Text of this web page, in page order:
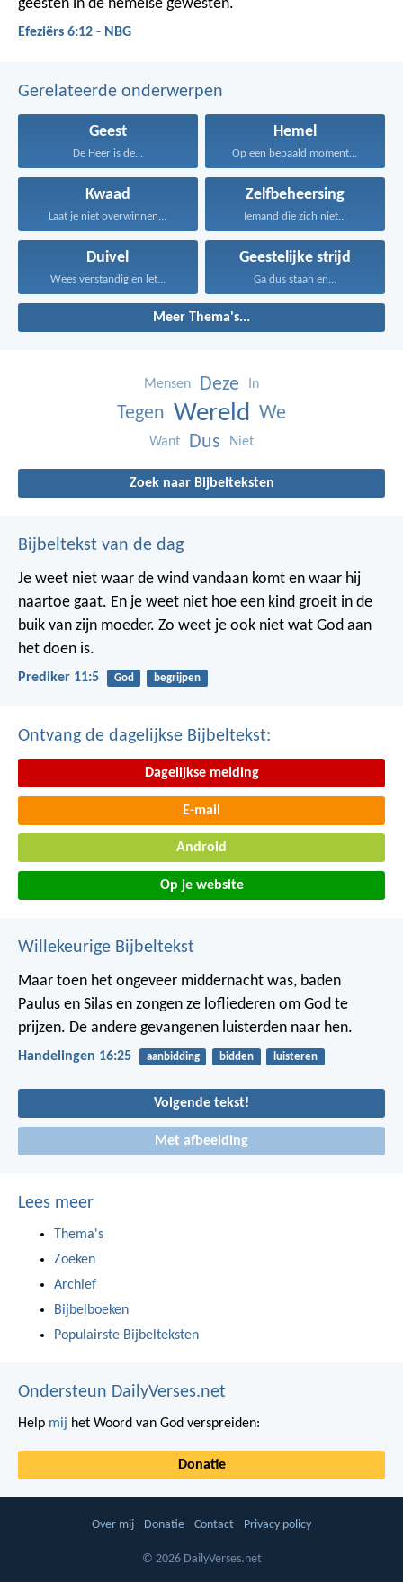
geesten in de hemelse gewesten.
Efeziërs 6:12 - NBG
Gerelateerde onderwerpen
Geest
De Heer is de...
Hemel
Op een bepaald moment...
Kwaad
Laat je niet overwinnen...
Zelfbeheersing
Iemand die zich niet...
Duivel
Wees verstandig en let...
Geestelijke strijd
Ga dus staan en...
Meer Thema's...
Mensen Deze In
Tegen Wereld We
Want Dus Niet
Zoek naar Bijbelteksten
Bijbeltekst van de dag
Je weet niet waar de wind vandaan komt en waar hij
naartoe gaat. En je weet niet hoe een kind groeit in de
buik van zijn moeder. Zo weet je ook niet wat God aan
het doen is.
Prediker 11:5 God begrijpen
Ontvang de dagelijkse Bijbeltekst:
Dagelijkse melding
E-mail
Android
Op je website
Willekeurige Bijbeltekst
Maar toen het ongeveer middernacht was, baden
Paulus en Silas en zongen ze lofliederen om God te
prijzen. De andere gevangenen luisterden naar hen.
Handelingen 16:25 aanbidding bidden luisteren
Volgende tekst!
Met afbeelding
Lees meer
Thema's
Zoeken
Archief
Bijbelboeken
Populairste Bijbelteksten
Ondersteun DailyVerses.net
Help mij het Woord van God verspreiden:
Donatie
Over mij Donatie Contact Privacy policy
© 2026 DailyVerses.net